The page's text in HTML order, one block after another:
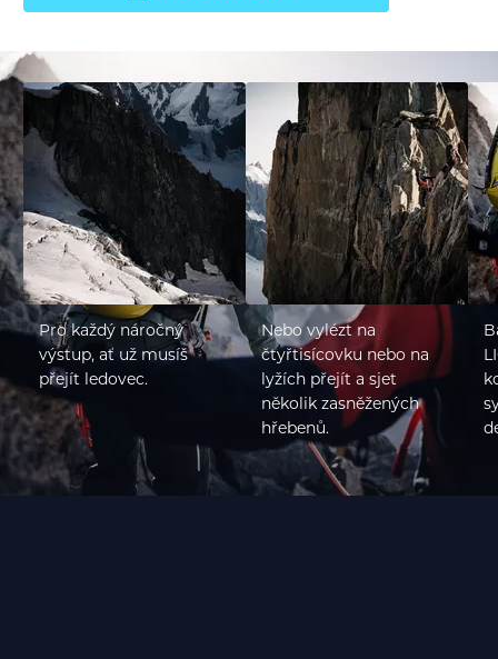
Pro každý náročný
výstup, ať už musíš
přejít ledovec.
Nebo vylézt na
čtyřtisícovku nebo na
lyžích přejít a sjet
několik zasněžených
hřebenů.